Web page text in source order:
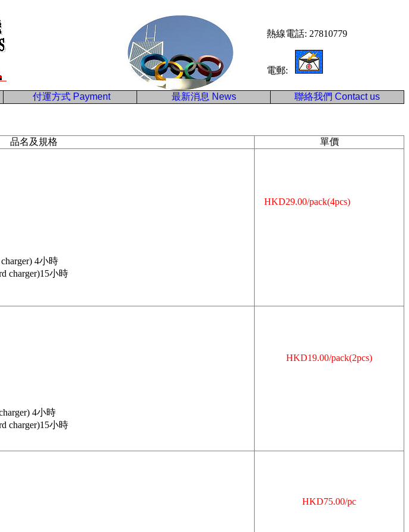
熱線電話: 27810779
電郵:
付運方式 Payment 最新消息 News 聯絡我們 Contact us
品名及規格 單價
4小時
小時
HKD29.00/pack(4pcs)
4小時
小時
HKD19.00/pack(2pcs)
HKD75.00/pc